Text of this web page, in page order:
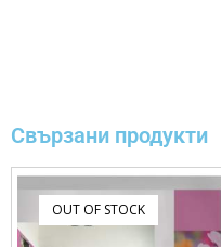
Свързани продукти
OUT OF STOCK